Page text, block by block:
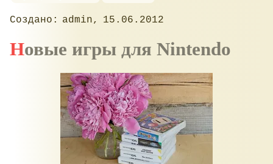
admin 15.06.2012
Новые игры для Nintendo